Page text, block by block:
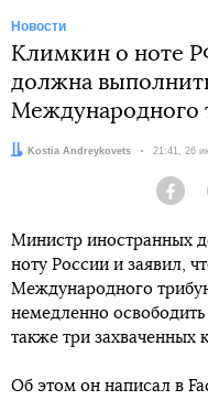
Новости
Климкин о ноте
должна
Международного
Автор:Kostia Andreykovets Дата:
21:41, 26
Министр иностранных
ноту России и заявил,
Международного
немедленно
также три захваченных
Об этом он написал в